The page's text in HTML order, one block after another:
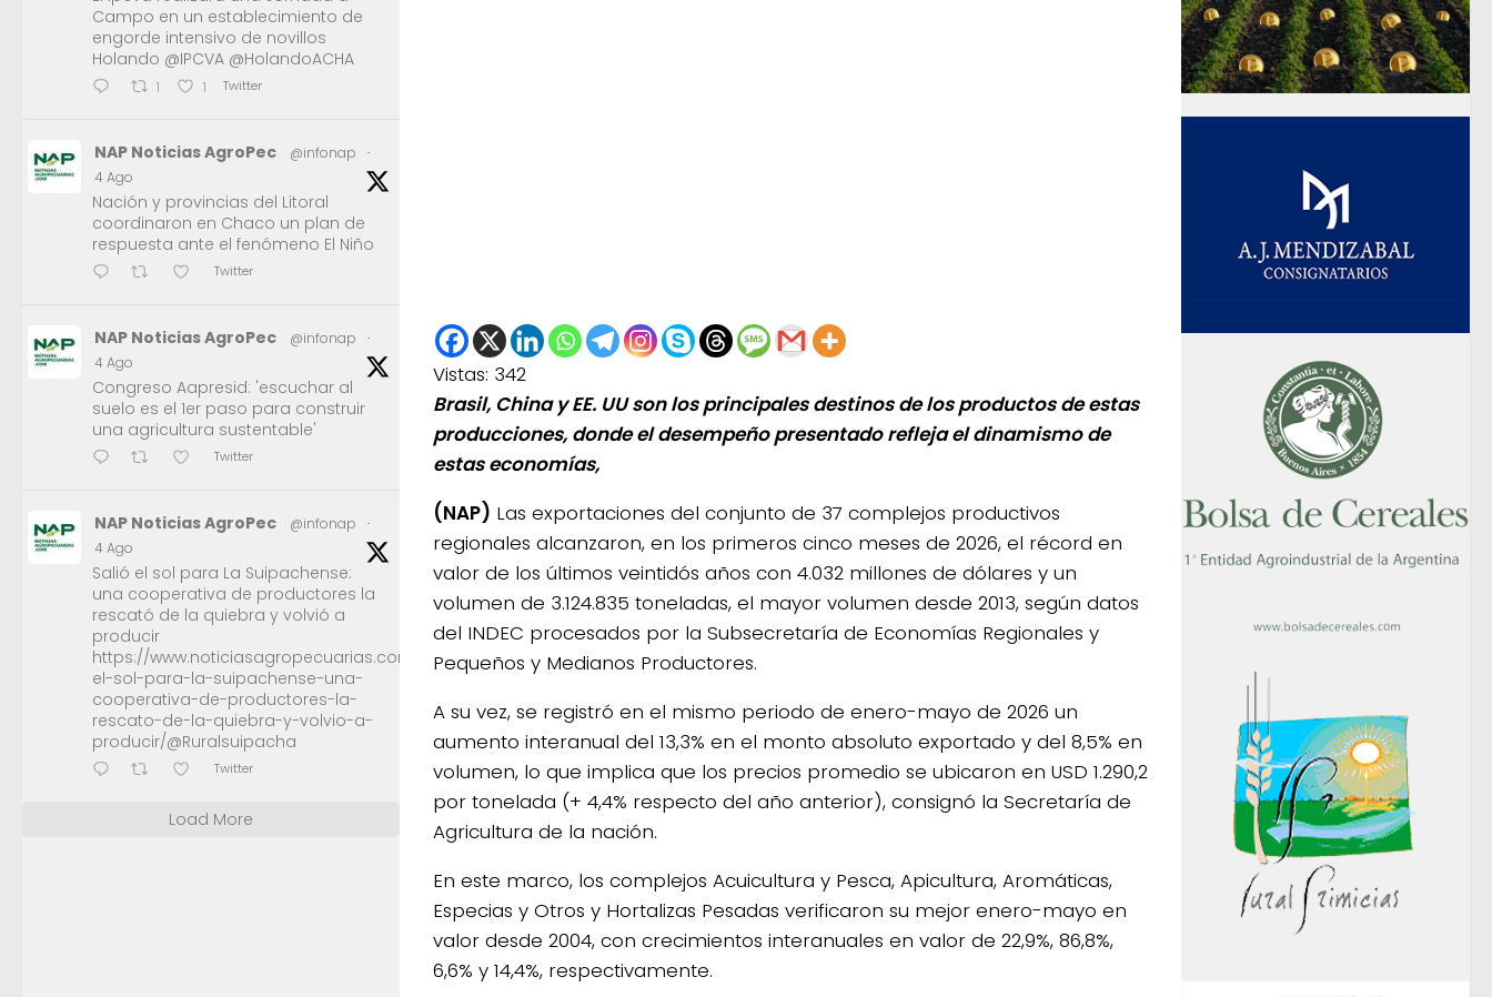
Vistas: 342
Brasil, China y EE. UU son los principales destinos de los productos de estas
producciones, donde el desempeño presentado refleja el dinamismo de
estas economías,
(NAP) Las exportaciones del conjunto de 37 complejos productivos
regionales alcanzaron, en los primeros cinco meses de 2026, el récord en
valor de los últimos veintidós años con 4.032 millones de dólares y un
volumen de 3.124.835 toneladas, el mayor volumen desde 2013, según datos
del INDEC procesados por la Subsecretaría de Economías Regionales y
Pequeños y Medianos Productores.
A su vez, se registró en el mismo periodo de enero-mayo de 2026 un
aumento interanual del 13,3% en el monto absoluto exportado y del 8,5% en
volumen, lo que implica que los precios promedio se ubicaron en USD 1.290,2
por tonelada (+ 4,4% respecto del año anterior), consignó la Secretaría de
Agricultura de la nación.
En este marco, los complejos Acuicultura y Pesca, Apicultura, Aromáticas,
Especias y Otros y Hortalizas Pesadas verificaron su mejor enero-mayo en
valor desde 2004, con crecimientos interanuales en valor de 22,9%, 86,8%,
6,6% y 14,4%, respectivamente.
Campo en un establecimiento de
engorde intensivo de novillos
Holando @IPCVA @HolandoACHA
1 1 Twitter
NAP Noticias AgroPec @infonap
·
4 Ago
Nación y provincias del Litoral
coordinaron en Chaco un plan de
respuesta ante el fenómeno El Niño
Twitter
NAP Noticias AgroPec @infonap
·
4 Ago
Congreso Aapresid: 'escuchar al
suelo es el 1er paso para construir
una agricultura sustentable'
Twitter
NAP Noticias AgroPec @infonap
·
4 Ago
Salió el sol para La Suipachense:
una cooperativa de productores la
rescató de la quiebra y volvió a
producir
https://www.noticiasagropecuarias.com/2026/08/04/salio-
el-sol-para-la-suipachense-una-
cooperativa-de-productores-la-
rescato-de-la-quiebra-y-volvio-a-
producir/@Ruralsuipacha
Twitter
Load More